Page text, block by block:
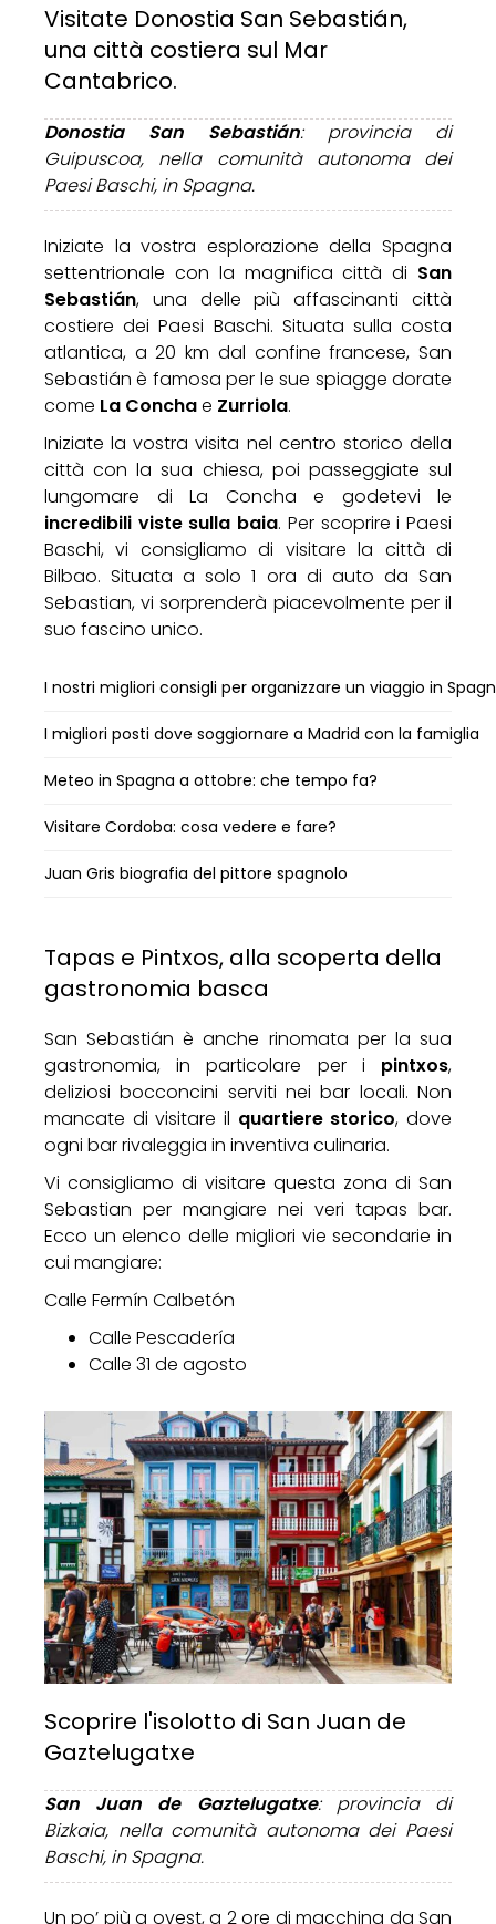
Visitate Donostia San Sebastián,
una città costiera sul Mar
Cantabrico.
Donostia San Sebastián: provincia di
Guipuscoa, nella comunità autonoma dei
Paesi Baschi, in Spagna.
Iniziate la vostra esplorazione della Spagna
settentrionale con la magnifica città di San
Sebastián, una delle più affascinanti città
costiere dei Paesi Baschi. Situata sulla costa
atlantica, a 20 km dal confine francese, San
Sebastián è famosa per le sue spiagge dorate
come La Conchae Zurriola.
Iniziate la vostra visita nel centro storico della
città con la sua chiesa, poi passeggiate sul
lungomare di La Concha e godetevi le
incredibili viste sulla baia. Per scoprire i Paesi
Baschi, vi consigliamo di visitare la città di
Bilbao. Situata a solo 1 ora di auto da San
Sebastian, vi sorprenderà piacevolmente per il
suo fascino unico.
I nostri migliori consigli per organizzare un viaggio in
I migliori posti dove soggiornare a Madrid con la famiglia
Meteo in Spagna a ottobre: che tempo fa?
Visitare Cordoba: cosa vedere e fare?
Juan Gris biografia del pittore spagnolo
Tapas e Pintxos, alla scoperta della
gastronomia basca
San Sebastián è anche rinomata per la sua
gastronomia, in particolare per i pintxos,
deliziosi bocconcini serviti nei bar locali. Non
mancate di visitare il quartiere storico, dove
ogni bar rivaleggia in inventiva culinaria.
Vi consigliamo di visitare questa zona di San
Sebastian per mangiare nei veri tapas bar.
Ecco un elenco delle migliori vie secondarie in
cui mangiare:
Calle Fermín Calbetón
Calle Pescadería
Calle 31 de agosto
Scoprire l'isolotto di San Juan de
Gaztelugatxe
San Juan de Gaztelugatxe: provincia di
Bizkaia, nella comunità autonoma dei Paesi
Baschi, in Spagna.
Un po’ più a ovest, a 2 ore di macchina da San